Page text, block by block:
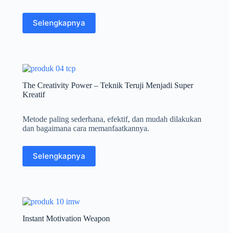
Selengkapnya
The Creativity Power – Teknik Teruji Menjadi Super
Kreatif
Metode paling sederhana, efektif, dan mudah dilakukan
dan bagaimana cara memanfaatkannya.
Selengkapnya
Instant Motivation Weapon